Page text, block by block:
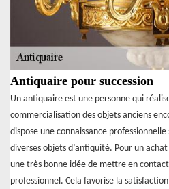
Antiquaire pour succession
Un antiquaire est une personne qui
commercialisation des objets anciens
dispose une connaissance
diverses objets d’antiquité. Pour un
une très bonne idée de mettre en
professionnel. Cela favorise la